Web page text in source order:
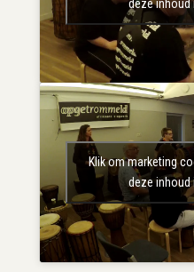
deze inhoud
Klik om marketing
deze inhoud